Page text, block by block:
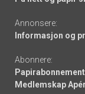
Annonsere:
Informasjon og
Abonnere:
Medlemskap